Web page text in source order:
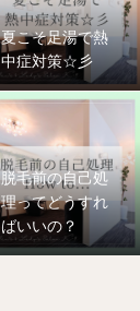
夏こそ足湯で熱
中症対策☆彡
脱毛前の自己処
理ってどうすれ
ばいいの？